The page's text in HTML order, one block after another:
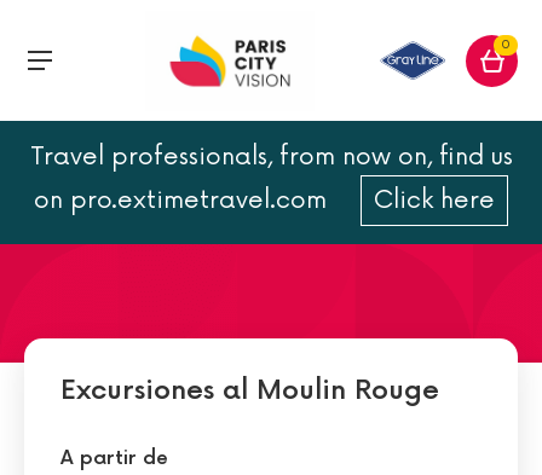
0
Travel professionals, from now on, find us
on pro.extimetravel.com
Click here
El Moulin Rouge en 20
cifras
Excursiones al Moulin Rouge
A partir de